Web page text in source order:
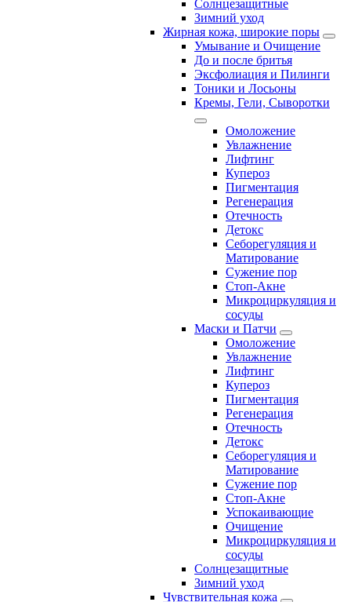
Солнцезащитные
Зимний уход
Жирная кожа, широкие поры
Умывание и Очищение
До и после бритья
Эксфолиация и Пилинги
Тоники и Лосьоны
Кремы, Гели, Сыворотки
Омоложение
Увлажнение
Лифтинг
Купероз
Пигментация
Регенерация
Отечность
Детокс
Себорегуляция и
Матирование
Сужение пор
Стоп-Акне
Микроциркуляция и
сосуды
Маски и Патчи
Омоложение
Увлажнение
Лифтинг
Купероз
Пигментация
Регенерация
Отечность
Детокс
Себорегуляция и
Матирование
Сужение пор
Стоп-Акне
Успокаивающие
Очищение
Микроциркуляция и
сосуды
Солнцезащитные
Зимний уход
Чувствительная кожа